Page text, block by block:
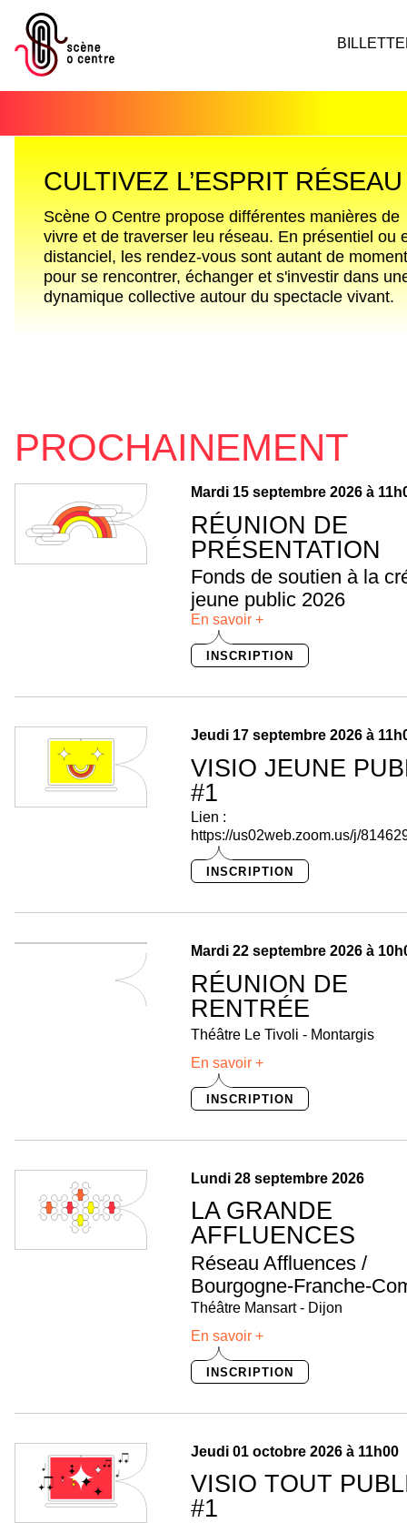
CULTIVEZ L’ESPRIT RÉSEAU
Scène O Centre propose différentes manières de
vivre et de traverser leu réseau. En présentiel ou
distanciel, les rendez-vous sont autant de
pour se rencontrer, échanger et s'investir dans
dynamique collective autour du spectacle vivant.
PROCHAINEMENT
Mardi 15 septembre 2026 à
RÉUNION DE
PRÉSENTATION
Fonds de soutien à la
jeune public 2026
En savoir +
INSCRIPTION
Jeudi 17 septembre 2026 à
VISIO JEUNE
#1
Lien :
https://us02web.zoom.us/j/
INSCRIPTION
Mardi 22 septembre 2026 à
RÉUNION DE
RENTRÉE
Théâtre Le Tivoli - Montargis
En savoir +
INSCRIPTION
Lundi 28 septembre 2026
LA GRANDE
AFFLUENCES
Réseau Affluences /
Bourgogne-Franche-
Théâtre Mansart - Dijon
En savoir +
INSCRIPTION
Jeudi 01 octobre 2026 à 11h00
VISIO TOUT
#1